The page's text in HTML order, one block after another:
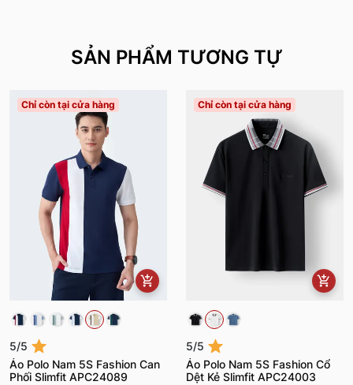
SẢN PHẨM TƯƠNG TỰ
Chỉ còn tại cửa hàng
5/5
Áo Polo Nam 5S Fashion Can
Phối Slimfit APC24089
Chỉ còn tại cửa hàng
5/5
Áo Polo Nam 5S Fashion Cổ
Dệt Kẻ Slimfit APC24003